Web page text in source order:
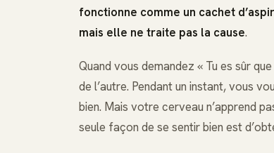
fonctionne comme un cachet
mais elle ne traite pas la cause.
Quand vous demandez « Tu es sûr
de l’autre. Pendant un instant, vous
bien. Mais votre cerveau n’apprend
seule façon de se sentir bien est